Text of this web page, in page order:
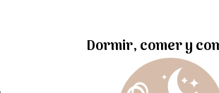
Dormir, comer y